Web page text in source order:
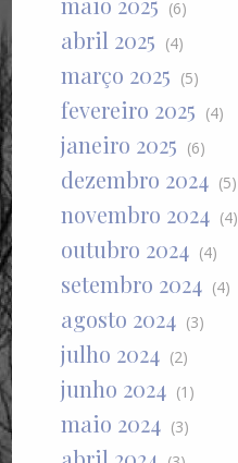
(6)
abril 2025 (4)
março 2025 (5)
fevereiro 2025 (4)
janeiro 2025 (6)
dezembro 2024 (5)
novembro 2024 (4)
outubro 2024 (4)
setembro 2024 (4)
agosto 2024 (3)
julho 2024 (2)
junho 2024 (1)
maio 2024 (3)